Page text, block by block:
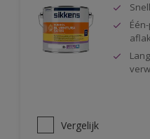
Vergelijk